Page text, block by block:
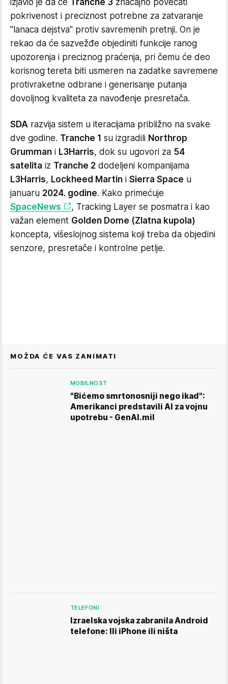
izjavio je da će Tranche 3 značajno povećati
pokrivenost i preciznost potrebne za zatvaranje
"lanaca dejstva" protiv savremenih pretnji. On je
rekao da će sazvežđe objediniti funkcije ranog
upozorenja i preciznog praćenja, pri čemu će deo
korisnog tereta biti usmeren na zadatke savremene
protivraketne odbrane i generisanje putanja
dovoljnog kvaliteta za navođenje presretača.
SDA razvija sistem u iteracijama približno na svake
dve godine. Tranche 1 su izgradili Northrop
Grumman i L3Harris, dok su ugovori za 54
satelita iz Tranche 2 dodeljeni kompanijama
L3Harris, Lockheed Martin i Sierra Space u
januaru 2024. godine. Kako primećuje
SpaceNews
, Tracking Layer se posmatra i kao
važan element Golden Dome (Zlatna kupola)
koncepta, višeslojnog sistema koji treba da objedini
senzore, presretače i kontrolne petlje.
MOŽDA ĆE VAS ZANIMATI
MOBILNOST
"Bićemo smrtonosniji nego ikad":
Amerikanci predstavili AI za vojnu
upotrebu - GenAI.mil
TELEFONI
Izraelska vojska zabranila Android
telefone: Ili iPhone ili ništa